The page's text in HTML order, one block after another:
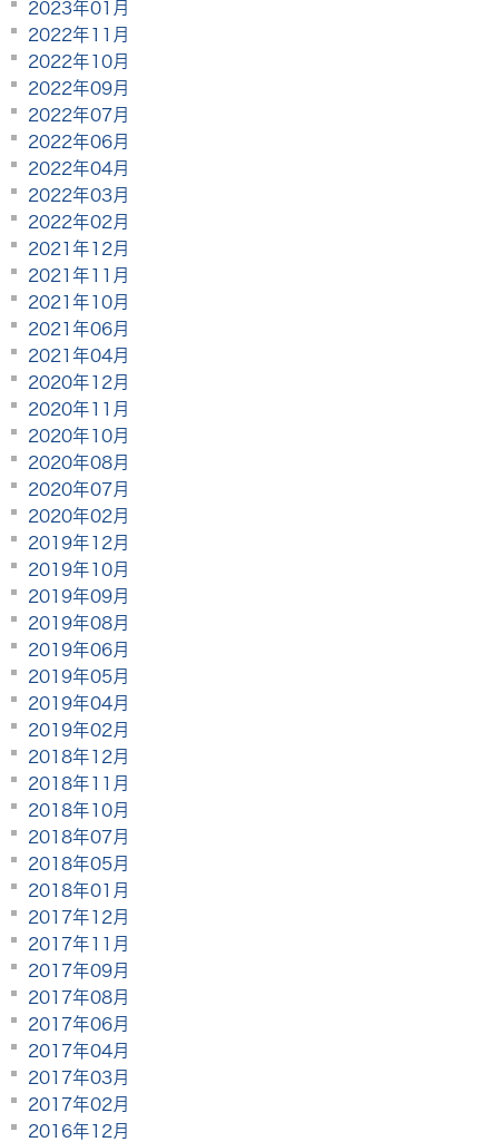
2023年01月
2022年11月
2022年10月
2022年09月
2022年07月
2022年06月
2022年04月
2022年03月
2022年02月
2021年12月
2021年11月
2021年10月
2021年06月
2021年04月
2020年12月
2020年11月
2020年10月
2020年08月
2020年07月
2020年02月
2019年12月
2019年10月
2019年09月
2019年08月
2019年06月
2019年05月
2019年04月
2019年02月
2018年12月
2018年11月
2018年10月
2018年07月
2018年05月
2018年01月
2017年12月
2017年11月
2017年09月
2017年08月
2017年06月
2017年04月
2017年03月
2017年02月
2016年12月